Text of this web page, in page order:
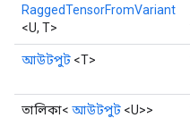
RaggedTensorFromVariant
<U, T>
আউটপুট <T>
তালিকা< আউটপুট <U>>